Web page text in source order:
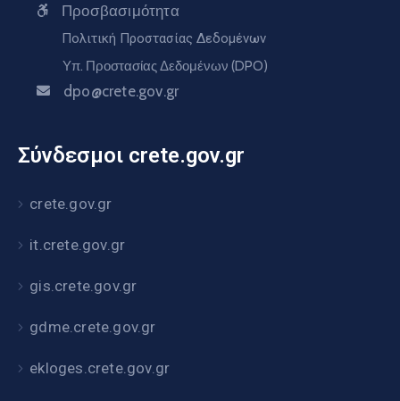
Προσβασιμότητα
Πολιτική Προστασίας Δεδομένων
Υπ. Προστασίας Δεδομένων (DPO)
dpo@crete.gov.gr
Σύνδεσμοι crete.gov.gr
crete.gov.gr
it.crete.gov.gr
gis.crete.gov.gr
gdme.crete.gov.gr
ekloges.crete.gov.gr